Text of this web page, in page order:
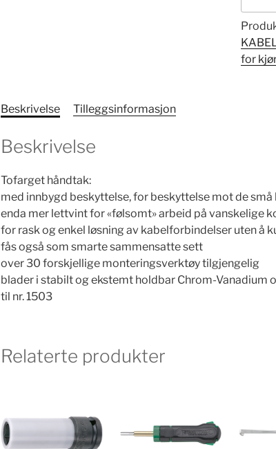
ABS
nr.
1523
antall
for
Beskrivelse Tilleggsinformasjon
Beskrivelse
Tofarget håndtak:
med innbygd beskyttelse, for beskyttelse mot de små
enda mer lettvint for «følsomt» arbeid på vanskelige
for rask og enkel løsning av kabelforbindelser uten å
fås også som smarte sammensatte sett
over 30 forskjellige monteringsverktøy tilgjengelig
blader i stabilt og ekstemt holdbar Chrom-Vanadium
til nr. 1503
Relaterte produkter